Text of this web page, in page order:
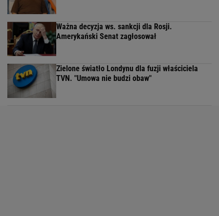
Ważna decyzja ws. sankcji dla Rosji.
Amerykański Senat zagłosował
Zielone światło Londynu dla fuzji właściciela
TVN. "Umowa nie budzi obaw"